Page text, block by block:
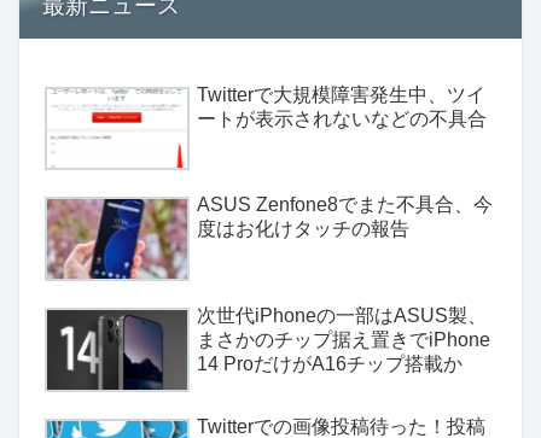
最新ニュース
Twitterで大規模障害発生中、ツイ
ートが表示されないなどの不具合
ASUS Zenfone8でまた不具合、今
度はお化けタッチの報告
次世代iPhoneの一部はASUS製、
まさかのチップ据え置きでiPhone
14 ProだけがA16チップ搭載か
Twitterでの画像投稿待った！投稿